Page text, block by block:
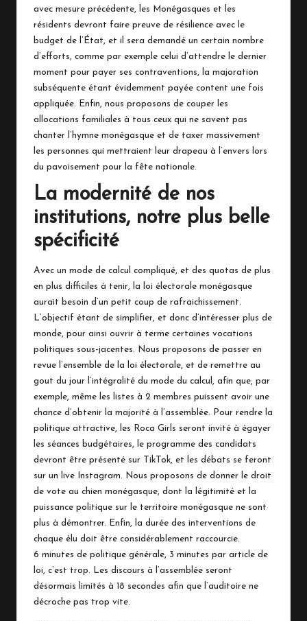
avec mesure précédente, les Monégasques et les
résidents devront faire preuve de résilience avec le
budget de l’État, et il sera demandé un certain nombre
d’efforts, comme par exemple celui d’attendre le dernier
moment pour payer ses contraventions, la majoration
subséquente étant évidemment payée content une fois
appliquée. Enfin, nous proposons de couper les
allocations familiales à tous ceux qui ne savent pas
chanter l’hymne monégasque et de taxer massivement
les personnes qui mettraient leur drapeau à l’envers lors
du pavoisement pour la fête nationale.
La modernité de nos
institutions, notre plus belle
spécificité
Avec un mode de calcul compliqué, et des quotas de plus
en plus difficiles à tenir, la loi électorale monégasque
aurait besoin d’un petit coup de rafraichissement.
L’objectif étant de simplifier, et donc d’intéresser plus de
monde, pour ainsi ouvrir à terme certaines vocations
politiques sous-jacentes. Nous proposons de passer en
revue l’ensemble de la loi électorale, et de remettre au
gout du jour l’intégralité du mode du calcul, afin que, par
exemple, même les listes à 2 membres puissent avoir une
chance d’obtenir la majorité à l’assemblée. Pour rendre la
politique attractive, les Roca Girls seront invité à égayer
les séances budgétaires, le programme des candidats
devront être présenté sur TikTok, et les débats se feront
sur un live Instagram. Nous proposons de donner le droit
de vote au chien monégasque, dont la légitimité et la
puissance politique sur le territoire monégasque ne sont
plus à démontrer. Enfin, la durée des interventions de
chaque élu doit être considérablement raccourcie.
6 minutes de politique générale, 3 minutes par article de
loi, c’est trop. Les discours à l’assemblée seront
désormais limités à 18 secondes afin que l’auditoire ne
décroche pas trop vite.